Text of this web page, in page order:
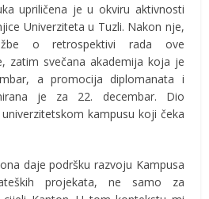
upriličena je u okviru aktivnosti
Univerziteta u Tuzli. Nakon nje,
o retrospektivi rada ove
zatim svečana akademija koja je
a promocija diplomanata i
je za 22. decembar. Dio
kampusu koji čeka
daje podršku razvoju Kampusa
projekata, ne samo za